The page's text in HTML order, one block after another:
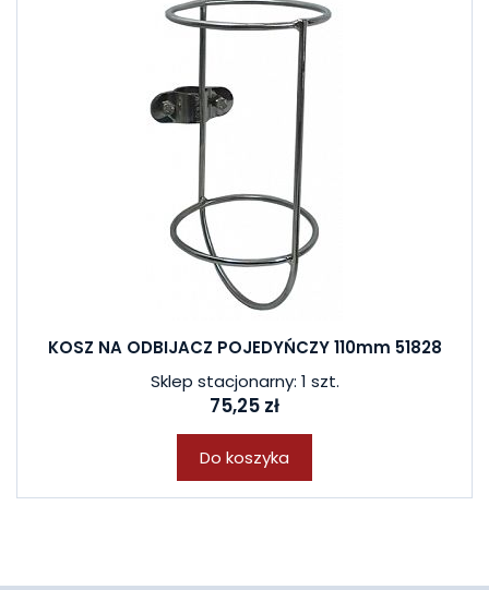
KOSZ NA ODBIJACZ POJEDYŃCZY 110mm 51828
Sklep stacjonarny: 1 szt.
75,25 zł
Do koszyka